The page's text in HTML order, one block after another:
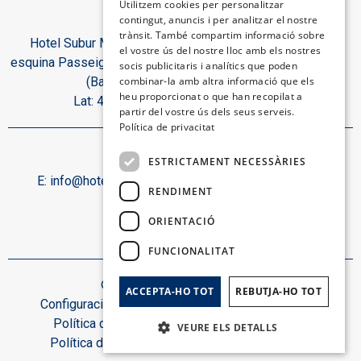
Hotel Subur Maritim, Paseo Marítimo, s/n
esquina Passeig del Dr. Benaprés 08870 Sitges
(Barcelona). Espanya.
Lat: 41.2299 | Lon: 1.7944
E: info@hotelsuburmaritim.com
Segueix-nos:
© Hotel Subur Maritim 2026.
Configuració de galetes
Política de cookies
Política de privacitat
Avís legal
Mapa web
CATALAN
GERMAN
FRENCH
ITALIAN
Utilitzem cookies per personalitzar
contingut, anuncis i per analitzar el nostre
trànsit. També compartim informació sobre
el vostre ús del nostre lloc amb els nostres
socis publicitaris i analítics que poden
combinar-la amb altra informació que els
heu proporcionat o que han recopilat a
partir del vostre ús dels seus serveis.
Política de privacitat
ESTRICTAMENT NECESSÀRIES
RENDIMENT
ORIENTACIÓ
FUNCIONALITAT
ACCEPTA-HO TOT REBUTJA-HO TOT
VEURE ELS DETALLS